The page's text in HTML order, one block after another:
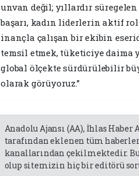
unvan değil; yıllardır
başarı, kadın liderlerin aktif
inançla çalışan bir ekibin
temsil etmek, tüketiciye daima
global ölçekte sürdürülebilir
olarak görüyoruz.”
Anadolu Ajansı (AA), İhlas Haber
tarafından eklenen tüm
kanallarından çekilmektedir.
olup sitemizin hiç bir editörü